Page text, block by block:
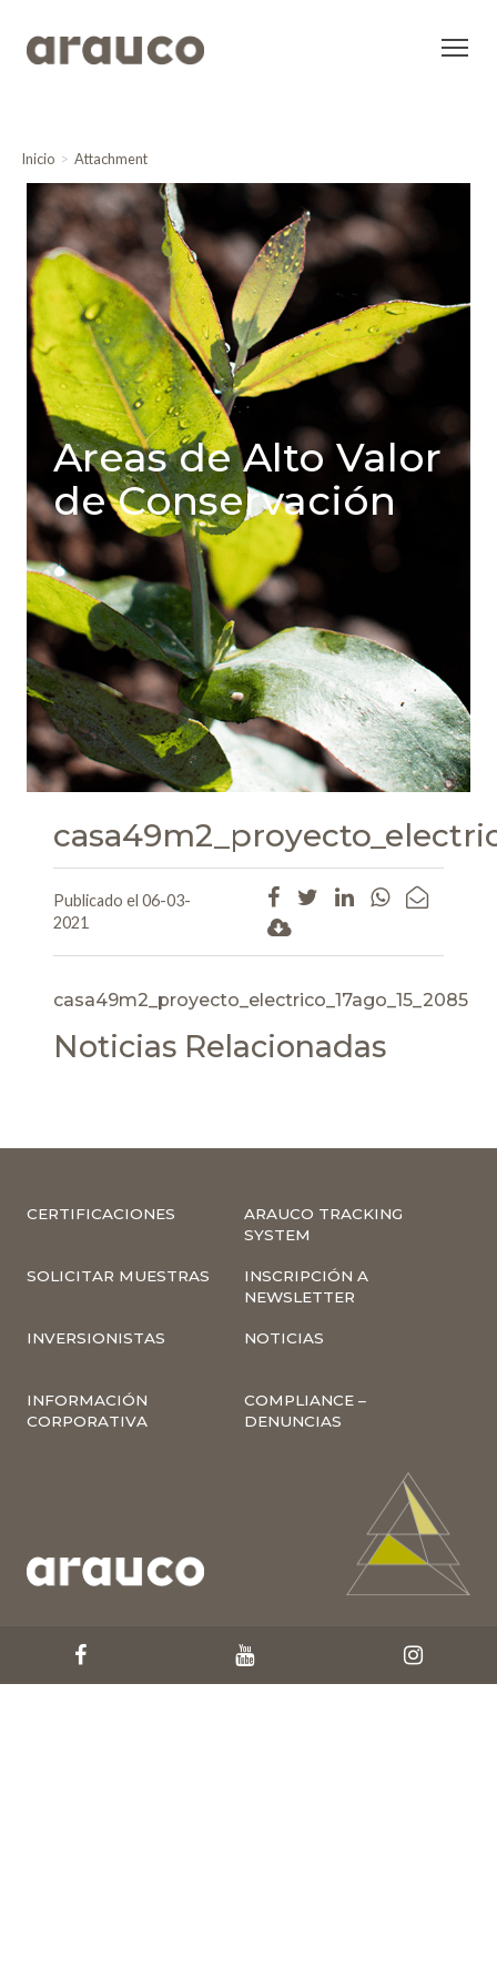
Inicio Attachment
Areas de Alto Valor
de Conservación
Publicado el 06-03-
2021
casa49m2_proyecto_electrico_17ago_15_2085
Noticias Relacionadas
CERTIFICACIONES
ARAUCO TRACKING
SYSTEM
SOLICITAR MUESTRAS
INSCRIPCIÓN A
NEWSLETTER
INVERSIONISTAS NOTICIAS
INFORMACIÓN
CORPORATIVA
COMPLIANCE –
DENUNCIAS